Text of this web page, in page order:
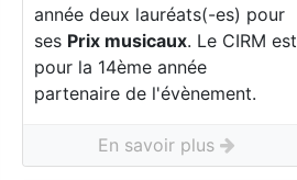
année deux lauréats(-es) pour
ses Prix musicaux. Le CIRM est
pour la 14ème année
partenaire de l'évènement.
En savoir plus